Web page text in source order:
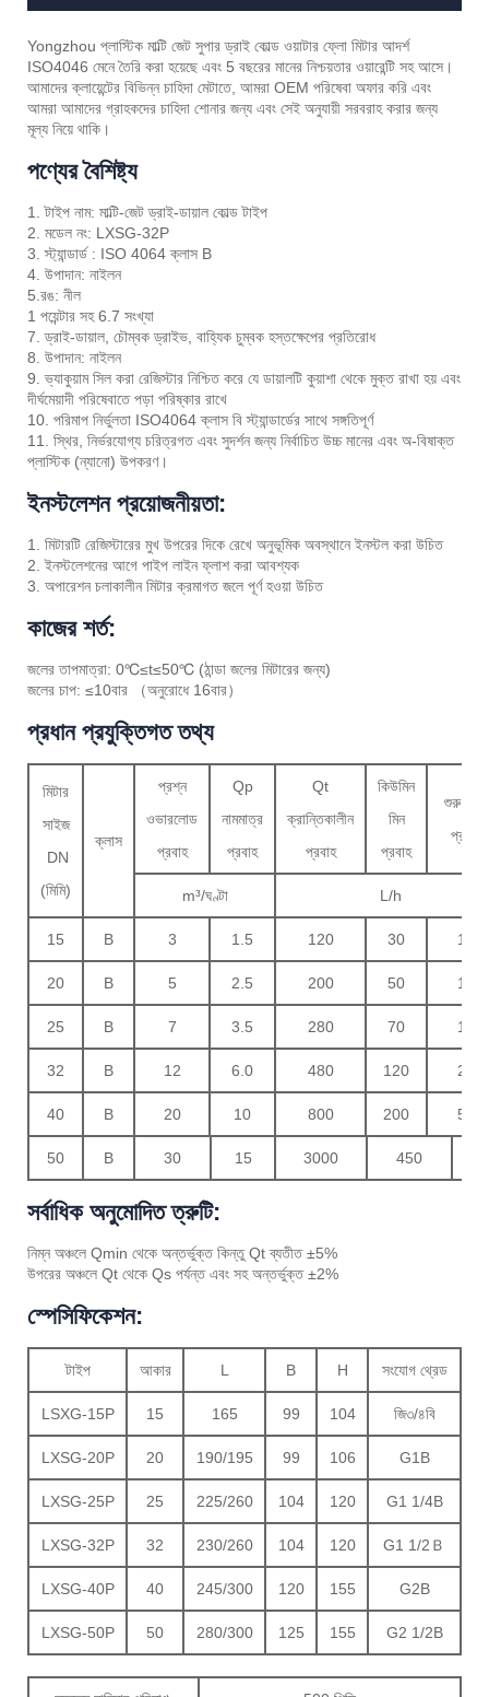
Yongzhou প্লাস্টিক মাল্টি জেট সুপার ড্রাই কোল্ড ওয়াটার ফ্লো মিটার আদর্শ
ISO4046 মেনে তৈরি করা হয়েছে এবং 5 বছরের মানের নিশ্চয়তার ওয়ারেন্টি সহ আসে।
আমাদের ক্লায়েন্টের বিভিন্ন চাহিদা মেটাতে, আমরা OEM পরিষেবা অফার করি এবং
আমরা আমাদের গ্রাহকদের চাহিদা শোনার জন্য এবং সেই অনুযায়ী সরবরাহ করার জন্য
মূল্য নিয়ে থাকি।
পণ্যের বৈশিষ্ট্য
1. টাইপ নাম: মাল্টি-জেট ড্রাই-ডায়াল কোল্ড টাইপ
2. মডেল নং: LXSG-32P
3. স্ট্যান্ডার্ড : ISO 4064 ক্লাস B
4. উপাদান: নাইলন
5.রঙ: নীল
1 পয়েন্টার সহ 6.7 সংখ্যা
7. ড্রাই-ডায়াল, চৌম্বক ড্রাইভ, বাহ্যিক চুম্বক হস্তক্ষেপের প্রতিরোধ
8. উপাদান: নাইলন
9. ভ্যাকুয়াম সিল করা রেজিস্টার নিশ্চিত করে যে ডায়ালটি কুয়াশা থেকে মুক্ত রাখা হয় এবং
দীর্ঘমেয়াদী পরিষেবাতে পড়া পরিষ্কার রাখে
10. পরিমাপ নির্ভুলতা ISO4064 ক্লাস বি স্ট্যান্ডার্ডের সাথে সঙ্গতিপূর্ণ
11. স্থির, নির্ভরযোগ্য চরিত্রগত এবং সুদর্শন জন্য নির্বাচিত উচ্চ মানের এবং অ-বিষাক্ত
প্লাস্টিক (ন্যানো) উপকরণ।
ইনস্টলেশন প্রয়োজনীয়তা:
1. মিটারটি রেজিস্টারের মুখ উপরের দিকে রেখে অনুভূমিক অবস্থানে ইনস্টল করা উচিত
2. ইনস্টলেশনের আগে পাইপ লাইন ফ্লাশ করা আবশ্যক
3. অপারেশন চলাকালীন মিটার ক্রমাগত জলে পূর্ণ হওয়া উচিত
কাজের শর্ত:
জলের তাপমাত্রা: 0℃≤t≤50℃ (ঠান্ডা জলের মিটারের জন্য)
জলের চাপ: ≤10বার （অনুরোধে 16বার）
প্রধান প্রযুক্তিগত তথ্য
মিটার
সাইজ
DN
(মিমি)
ক্লাস
প্রশ্ন
ওভারলোড
প্রবাহ
Qp
নামমাত্র
প্রবাহ
Qt
ক্রান্তিকালীন
প্রবাহ
কিউমিন
মিন
প্রবাহ
শুরু হচ্ছে
প্রবাহ
m³/ঘণ্টা L/h
15 B 3 1.5 120 30 14
20 B 5 2.5 200 50 16
25 B 7 3.5 280 70 19
32 B 12 6.0 480 120 25
40 B 20 10 800 200 56
50 B 30 15 3000 450
সর্বাধিক অনুমোদিত ত্রুটি:
নিম্ন অঞ্চলে Qmin থেকে অন্তর্ভুক্ত কিন্তু Qt ব্যতীত ±5%
উপরের অঞ্চলে Qt থেকে Qs পর্যন্ত এবং সহ অন্তর্ভুক্ত ±2%
স্পেসিফিকেশন:
টাইপ আকার L B H সংযোগ থ্রেড
LSXG-15P 15 165 99 104 জি৩/৪বি
LXSG-20P 20 190/195 99 106 G1B
LXSG-25P 25 225/260 104 120 G1 1/4B
LXSG-32P 32 230/260 104 120 G1 1/2Ｂ
LXSG-40P 40 245/300 120 155 G2B
LXSG-50P 50 280/300 125 155 G2 1/2B